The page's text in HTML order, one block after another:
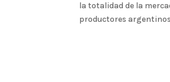
la totalidad de la
productores